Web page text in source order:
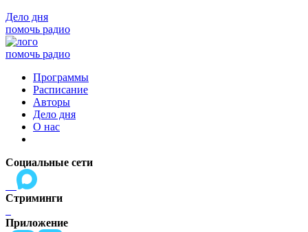
Дело дня
помочь радио
помочь радио
Программы
Расписание
Авторы
Дело дня
О нас
Социальные сети
Стриминги
Приложение